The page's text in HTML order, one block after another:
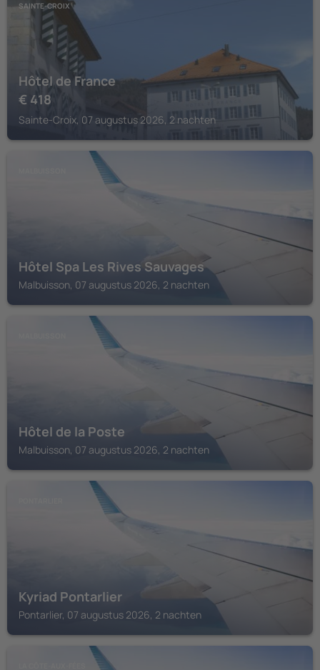
SAINTE-CROIX
Hôtel de France
€ 418
Sainte-Croix, 07 augustus 2026, 2 nachten
Hôtel Spa Les Rives Sauvages
Malbuisson, 07 augustus 2026, 2 nachten
Hôtel de la Poste
Malbuisson, 07 augustus 2026, 2 nachten
Kyriad Pontarlier
Pontarlier, 07 augustus 2026, 2 nachten